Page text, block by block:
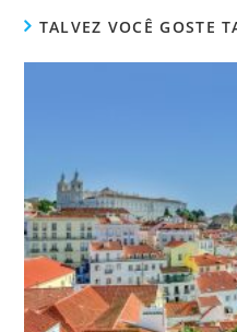
TALVEZ VOCÊ GOSTE